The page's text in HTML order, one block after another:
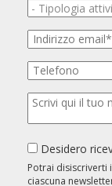
Desidero
Potrai disiscriverti
ciascuna